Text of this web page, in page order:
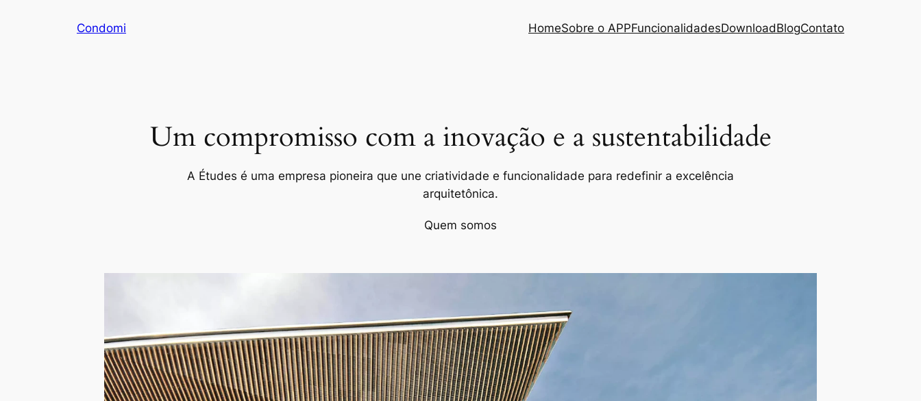
Condomi HomeSobre o APPFuncionalidadesDownloadBlogContato
Um compromisso com a inovação e a sustentabilidade
A Études é uma empresa pioneira que une criatividade e funcionalidade para redefinir a excelência
arquitetônica.
Quem somos